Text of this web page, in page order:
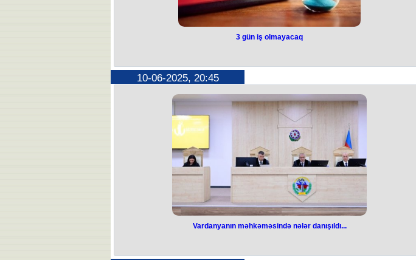
Milli Qurtuluş Günü ilə əlaqədar 3 gün iş olmayacaq.
Bu il Milli Qurtuluş Günü - 15 iyun bazar gününə təsadüf edir.
Bu il 14 iyun şənbə gününə təsadüf edir.
Beləliklə, 14, 15 və 16 iyun qeyri-iş günləri olacaq.
3 gün iş olmayacaq
10-06-2025, 20:45
Vardanyanın məhkəməsində nələr danışıldı...